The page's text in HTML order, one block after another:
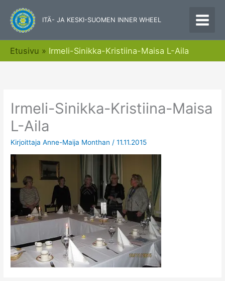
sisältöön
ITÄ- JA KESKI-SUOMEN INNER WHEEL
Etusivu Irmeli-Sinikka-Kristiina-Maisa L-Aila
Irmeli-Sinikka-Kristiina-Maisa
L-Aila
KirjoittajaAnne-Maija Monthan /11.11.2015